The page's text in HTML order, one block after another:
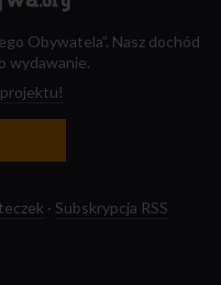
Obywatela”. Nasz dochód
wydawanie.
· Subskrypcja RSS